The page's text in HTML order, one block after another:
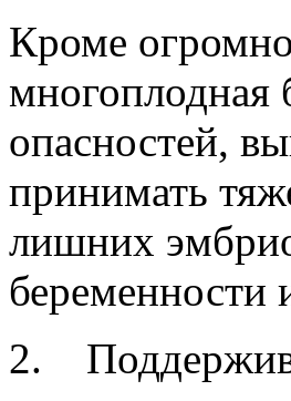
Кроме
многоплодная
опасностей,
принимать
лишних
2.